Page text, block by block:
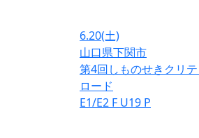
6.20(土)
山口県下関市
第4回しものせきクリ
ロード
E1/E2 F U19 P